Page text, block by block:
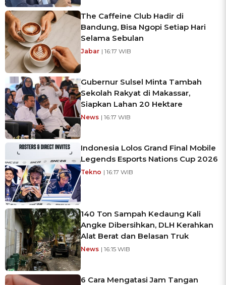
The Caffeine Club Hadir di
Bandung, Bisa Ngopi Setiap Hari
Selama Sebulan
Jabar | 16:17 WIB
Gubernur Sulsel Minta Tambah
Sekolah Rakyat di Makassar,
Siapkan Lahan 20 Hektare
News | 16:17 WIB
Indonesia Lolos Grand Final Mobile
Legends Esports Nations Cup 2026
Tekno | 16:17 WIB
140 Ton Sampah Kedaung Kali
Angke Dibersihkan, DLH Kerahkan
Alat Berat dan Belasan Truk
News | 16:15 WIB
6 Cara Mengatasi Jam Tangan